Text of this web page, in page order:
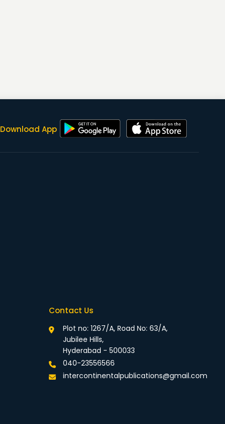
Download App
Contact Us
Plot no: 1267/A, Road No: 63/A,
Jubilee Hills,
Hyderabad - 500033
040-23556566
intercontinentalpublications@gmail.com